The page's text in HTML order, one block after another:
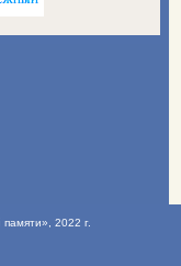
, 2022 г.